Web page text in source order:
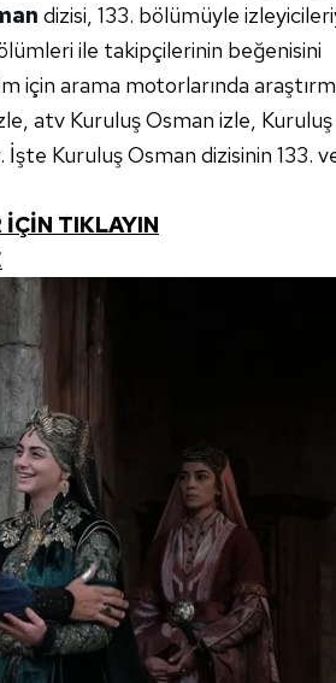
dizisi, 133. bölümüyle
ile takipçilerinin beğenisini
için arama motorlarında
atv Kuruluş Osman izle, Kuruluş
Kuruluş Osman dizisinin 133.
TIKLAYIN